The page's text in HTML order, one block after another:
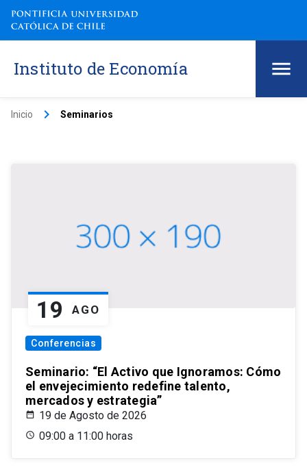
Instituto de Economía
Inicio keyboard_arrow_right Seminarios
19 AGO
Conferencias
Seminario: “El Activo que Ignoramos: Cómo
el envejecimiento redefine talento,
mercados y estrategia”
19 de Agosto de 2026
09:00 a 11:00 horas